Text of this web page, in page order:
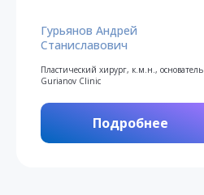
Гурьянов Андрей
Станиславович
Пластический хирург, к.м.н., основатель
Gurianov Clinic
Подробнее